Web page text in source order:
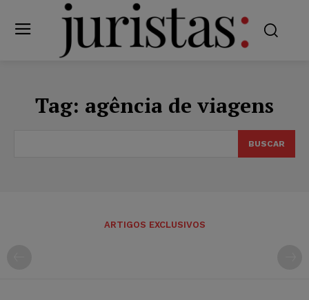
Tag: agência de viagens
BUSCAR
ARTIGOS EXCLUSIVOS